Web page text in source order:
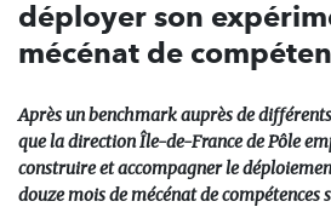
déployer son
mécénat de
Après un benchmark auprès de différents
que la direction Île-de-France de Pôle
construire et accompagner le
douze mois de mécénat de compétences